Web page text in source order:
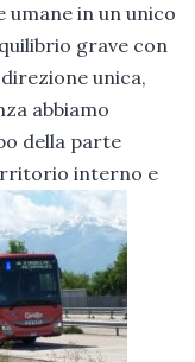
umane in un unico
grave con
unica,
abbiamo
della parte
interno e